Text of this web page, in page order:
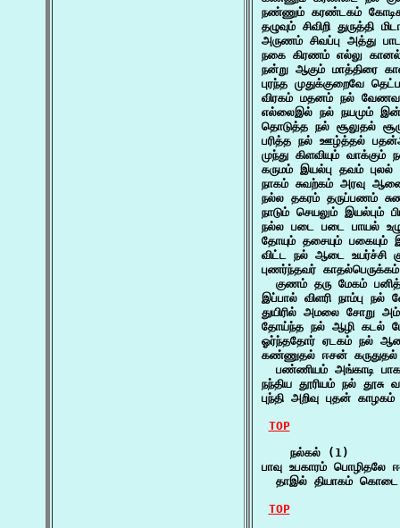
நண்ணும் கரண்டகம்
தழுவும் சிவிறி
அருணம் சிவப்பு அத்து
நகை கிரணம் எல்லு
நன்று ஆகும் மாத்திரை
புரந்த முதுக்குறைவே
விரகம் மதனம் நல்
எல்லைஇல் நல் நயமும்
தொடுத்த நல் சூலுதல்
பரித்த நல் ஊழ்த்தல்
முந்து கிளவியும்
கருமம் இயல்பு தவம்
நாகம் சுவற்கம் அரவு
நல்ல தகரம் தருப்பணம்
நாடும் செயலும் இயல்பும்
நல்ல படை படை பாயல்
தோயும் தசையும்
விட்ட நல் ஆடை உயர்ச்சி
புணர்ந்தவர்
குணம் தரு மேகம்
இப்பால் விளரி நாம்பு
துயிரில் அமலை சோறு
தோய்ந்த நல் ஆழி கடல்
ஓர்ந்ததோர் ஏடகம் நல்
கண்ணுதல் ஈசன் கருதுதல்
பண்ணியம் அங்காடி
நந்திய தூரியம் நல்
புந்தி அறிவு புதன்
TOP
    நல்கல் (1)
பாவு உபகாரம் பொழிதலே
தாஇல் தியாகம்
TOP